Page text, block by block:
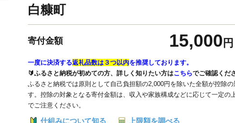
白糠町
寄付金額 15,000 円
一度に決済する返礼品数は３つ以内を推奨しております。
🔰ふるさと納税が初めての方、詳しく知りたい方はこちらでご確認くだ
ふるさと納税では原則として自己負担額の2,000円を除いた全額が控除の
す。控除の対象となる寄付金額は、収入や家族構成などに応じて一定の
でご注意ください。
仕組みについて知る 上限額を調べる